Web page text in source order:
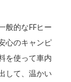
般的なFFヒー
心のキャンピ
を使って車内
して、温かい